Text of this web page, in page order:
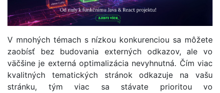
V mnohých témach s nízkou konkurenciou sa môžete
zaobísť bez budovania externých odkazov, ale vo
väčšine je externá optimalizácia nevyhnutná. Čím viac
kvalitných tematických stránok odkazuje na vašu
stránku, tým viac sa stávate prioritou vo